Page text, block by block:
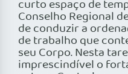
curto espaço de
Conselho Regional
de conduzir a
de trabalho que
seu Corpo. Nesta
imprescindível o